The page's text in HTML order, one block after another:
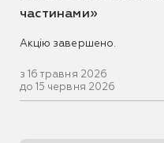
частинами»
Акцію завершено.
з 16 травня 2026
до 15 червня 2026